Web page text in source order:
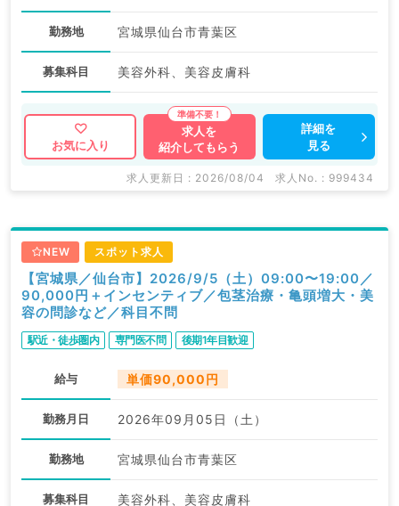
勤務地 宮城県仙台市青葉区
募集科目 美容外科、美容皮膚科
お気に入り
求人を
紹介してもらう
詳細を
見る
求人更新日 : 2026/08/04 求人No. : 999434
NEW スポット求人
【宮城県／仙台市】2026/9/5（土）09:00〜19:00／
90,000円＋インセンティブ／包茎治療・亀頭増大・美
容の問診など／科目不問
駅近・徒歩圏内 専門医不問 後期1年目歓迎
給与 単価90,000円
勤務月日 2026年09月05日（土）
勤務地 宮城県仙台市青葉区
募集科目 美容外科、美容皮膚科